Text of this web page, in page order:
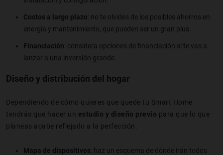
Costos a largo plazo: no te olvides de los posibles ahorros en
energía y mantenimiento, que pueden ser un gran plus.
Financiación: considera opciones de financiación si te vas a
lanzar a una inversión grande.
Diseño y distribución del hogar
Dependiendo de cómo quieres que quede tu Smart Home
tendrás que hacer un estudio y diseño previo para que lo que
planeas acabe reflejado a la perfección.
Mapa de dispositivos: haz un esquema de dónde irán todos